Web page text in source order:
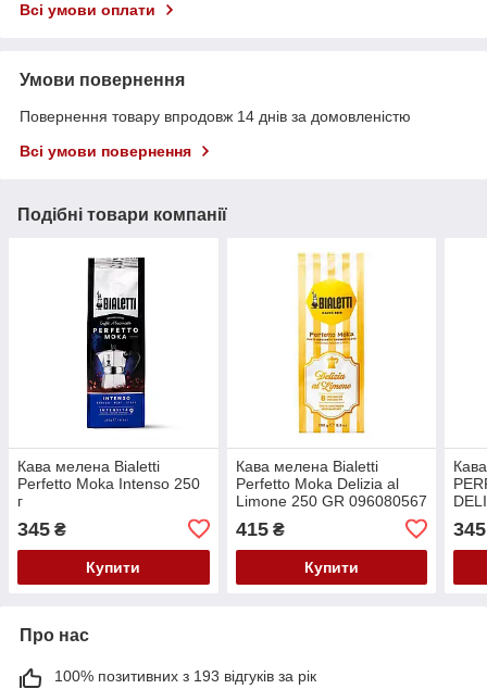
Всі умови оплати
Умови повернення
Повернення товару впродовж 14 днів за домовленістю
Всі умови повернення
Подібні товари компанії
Кава мелена Bialetti
Perfetto Moka Intenso 250
г
345 ₴
Купити
Кава мелена Bialetti
Perfetto Moka Delizia al
Limone 250 GR 096080567
415₴
Купити
345
Про нас
100% позитивних з 193 відгуків за рік